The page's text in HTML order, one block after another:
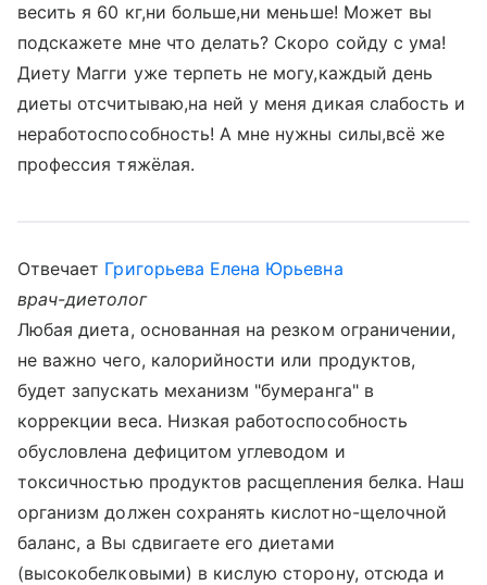
весить я 60 кг,ни больше,ни меньше! Может вы
подскажете мне что делать? Скоро сойду с ума!
Диету Магги уже терпеть не могу,каждый день
диеты отсчитываю,на ней у меня дикая слабость и
неработоспособность! А мне нужны силы,всё же
профессия тяжёлая.
Отвечает Григорьева Елена Юрьевна
врач-диетолог
Любая диета, основанная на резком ограничении,
не важно чего, калорийности или продуктов,
будет запускать механизм "бумеранга" в
коррекции веса. Низкая работоспособность
обусловлена дефицитом углеводом и
токсичностью продуктов расщепления белка. Наш
организм должен сохранять кислотно-щелочной
баланс, а Вы сдвигаете его диетами
(высокобелковыми) в кислую сторону, отсюда и